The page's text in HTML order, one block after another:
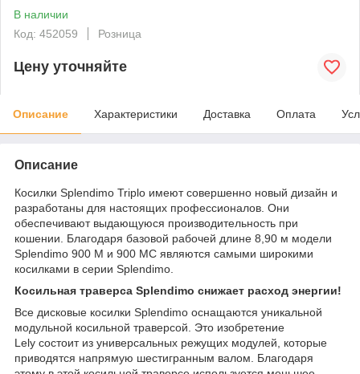
В наличии
Код: 452059
Розница
Цену уточняйте
Описание Характеристики Доставка Оплата
Описание
Косилки Splendimo Triplo имеют совершенно новый дизайн и
разработаны для настоящих профессионалов. Они
обеспечивают выдающуюся производительность при
кошении. Благодаря базовой рабочей длине 8,90 м модели
Splendimo 900 M и 900 MC являются самыми широкими
косилками в серии Splendimo.
Косильная траверса Splendimo снижает расход энергии!
Все дисковые косилки Splendimo оснащаются уникальной
модульной косильной траверсой. Это изобретение
Lely состоит из универсальных режущих модулей, которые
приводятся напрямую шестигранным валом. Благодаря